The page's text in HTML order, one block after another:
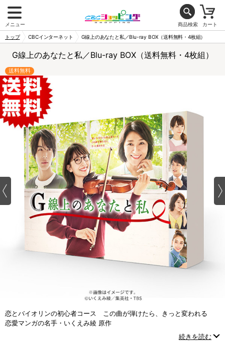
メニュー 商品検索 カート
トップ CBCインターネット G線上のあなたと私／Blu-ray BOX（送料無料・4枚組）
G線上のあなたと私／Blu-ray BOX（送料無料・4枚組）
送料無料
恋とバイオリンの初心者コース この曲が弾けたら、きっと変われる
恋愛マンガの名手・いくえみ綾 原作
続きを読む